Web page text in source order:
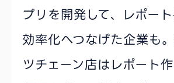
プリを開発して、レポー
効率化へつなげた企業も
ツチェーン店はレポート